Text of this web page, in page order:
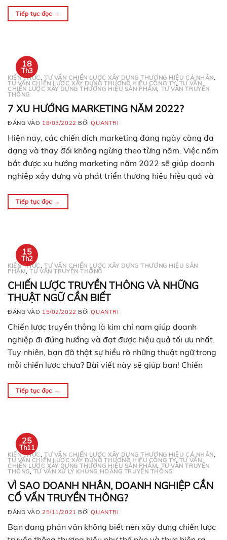
Tiếp tục đọc →
18
Th3
KIẾN THỨC,TƯ VẤN CHIẾN LƯỢC XÂY DỰNG THƯƠNG HIỆU CÁ NHÂN,
TƯ VẤN CHIẾN LƯỢC XÂY DỰNG THƯƠNG HIỆU CÔNG TY,TƯ VẤN
CHIẾN LƯỢC XÂY DỰNG THƯƠNG HIỆU SẢN PHẨM, TƯ VẤN TRUYỀN
THÔNG
7 XU HƯỚNG MARKETING NĂM 2022?
ĐĂNG VÀO 18/03/2022 BỞIQUANTRI
Hiện nay, các chiến dịch marketing đang ngày càng đa
dạng và thay đổi không ngừng theo từng năm. Việc nắm
bắt được xu hướng marketing năm 2022 sẽ giúp doanh
nghiệp xây dựng và phát triển thương hiệu hiệu quả và
ngày…
Tiếp tục đọc →
15
Th2
KIẾN THỨC,TƯ VẤN CHIẾN LƯỢC XÂY DỰNG THƯƠNG HIỆU SẢN
PHẨM,TƯ VẤN TRUYỀN THÔNG
CHIẾN LƯỢC TRUYỀN THÔNG VÀ NHỮNG
THUẬT NGỮ CẦN BIẾT
ĐĂNG VÀO 15/02/2022 BỞIQUANTRI
Chiến lược truyền thông là kim chỉ nam giúp doanh
nghiệp đi đúng hướng và đạt được hiệu quả tối ưu nhất.
Tuy nhiên, bạn đã thật sự hiểu rõ những thuật ngữ trong
mỗi chiến lược chưa? Bài viết này sẽ giúp bạn! Chiến
Tiếp tục đọc →
25
Th11
KIẾN THỨC,TƯ VẤN CHIẾN LƯỢC XÂY DỰNG THƯƠNG HIỆU CÁ NHÂN,
TƯ VẤN CHIẾN LƯỢC XÂY DỰNG THƯƠNG HIỆU CÔNG TY,TƯ VẤN
CHIẾN LƯỢC XÂY DỰNG THƯƠNG HIỆU SẢN PHẨM, TƯ VẤN TRUYỀN
THÔNG, TƯ VẤN XỬ LÝ KHỦNG HOẢNG TRUYỀN THÔNG
VÌ SAO DOANH NHÂN, DOANH NGHIỆP CẦN
CỐ VẤN TRUYỀN THÔNG?
ĐĂNG VÀO 25/11/2021 BỞIQUANTRI
Bạn đang phân vân không biết nên xây dựng chiến lược